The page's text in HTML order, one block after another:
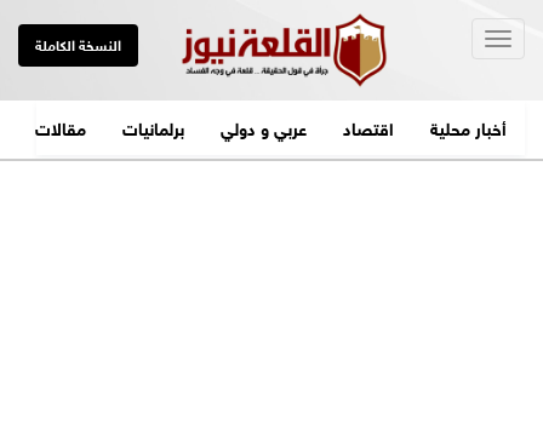
النسخة الكاملة
أخبار محلية اقتصاد عربي و دولي برلمانيات مقالات